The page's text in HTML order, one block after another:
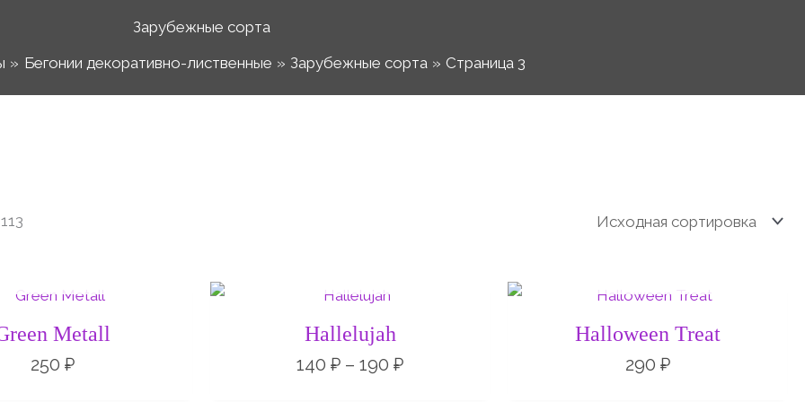
Зарубежные сорта
Бегонии декоративно-лиственные Зарубежные сорта Страница 3
Metall
250 ₽
Hallelujah
140 ₽ – 190 ₽190 ₽
Halloween Treat
290 ₽